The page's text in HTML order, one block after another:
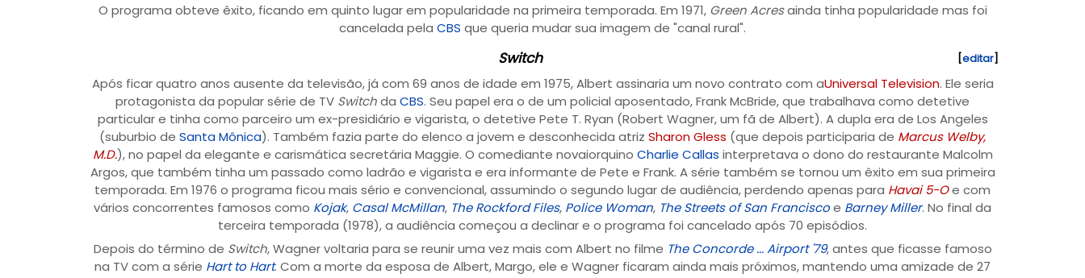
O programa obteve êxito, ficando em quinto lugar em popularidade na primeira temporada. Em 1971, Green Acresainda tinha popularidade mas foi
cancelada pela CBS que queria mudar sua imagem de "canal rural".
[editar]
Switch
Após ficar quatro anos ausente da televisão, já com 69 anos de idade em 1975, Albert assinaria um novo contrato com aUniversal Television. Ele seria
protagonista da popular série de TV Switchda CBS. Seu papel era o de um policial aposentado, Frank McBride, que trabalhava como detetive
particular e tinha como parceiro um ex-presidiário e vigarista, o detetive Pete T. Ryan (Robert Wagner, um fã de Albert). A dupla era de Los Angeles
(suburbio de Santa Mônica). Também fazia parte do elenco a jovem e desconhecida atriz Sharon Gless (que depois participaria de Marcus Welby,
M.D.), no papel da elegante e carismática secretária Maggie. O comediante novaiorquino Charlie Callas interpretava o dono do restaurante Malcolm
Argos, que também tinha um passado como ladrão e vigarista e era informante de Pete e Frank. A série também se tornou um êxito em sua primeira
temporada. Em 1976 o programa ficou mais sério e convencional, assumindo o segundo lugar de audiência, perdendo apenas para Havai 5-Oe com
vários concorrentes famosos como Kojak, Casal McMillan, The Rockford Files, Police Woman, The Streets of San Franciscoe Barney Miller. No final da
terceira temporada (1978), a audiência começou a declinar e o programa foi cancelado após 70 episódios.
Depois do término de Switch, Wagner voltaria para se reunir uma vez mais com Albert no filme The Concorde ... Airport '79, antes que ficasse famoso
na TV com a série Hart to Hart. Com a morte da esposa de Albert, Margo, ele e Wagner ficaram ainda mais próximos, mantendo uma amizade de 27